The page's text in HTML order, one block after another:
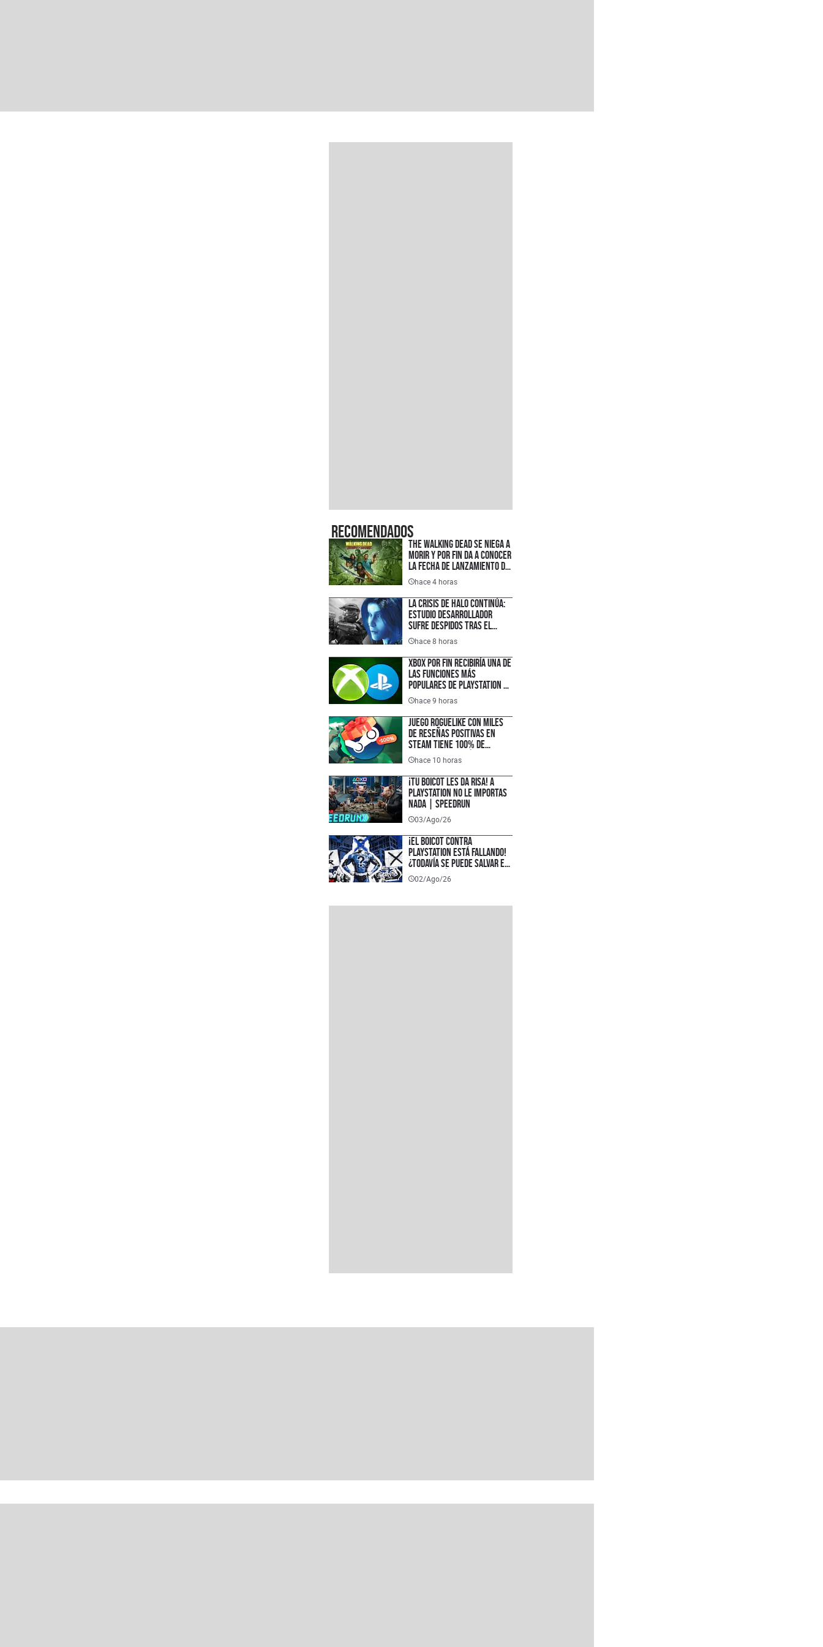
Recomendados
The Walking Dead se niega a
morir y por fin da a conocer
la fecha de lanzamiento de
su nuevo juego
hace 4 horas
La crisis de Halo continúa:
estudio desarrollador
sufre despidos tras el
fallido lanzamiento
multiplataforma de
Campaign Evolved
hace 8 horas
XBOX por fin recibiría una de
las funciones más
populares de PlayStation y
que los jugadores han
pedido durante años
hace 9 horas
Juego roguelike con miles
de reseñas positivas en
Steam tiene 100% de
descuento y está disponible
completamente gratis en
PC, justo a tiempo para el
lanzamiento de su secuela
hace 10 horas
¡TU BOICOT LES DA RISA! A
PlayStation no le importas
nada | SPEEDRUN
03/Ago/26
¡El boicot contra
PlayStation está fallando!
¿Todavía se puede salvar el
formato físico?
02/Ago/26